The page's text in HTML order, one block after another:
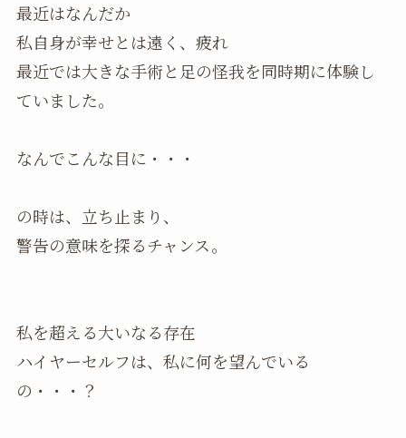
最近はなんだか
私自身が幸せとは遠く、疲れ
最近では大きな手術と足の怪我を同時期に体験し
ていました。
なんでこんな目に・・・
の時は、立ち止まり、
警告の意味を探るチャンス。
私を超える大いなる存在
ハイヤーセルフは、私に何を望んでいる
の・・・？